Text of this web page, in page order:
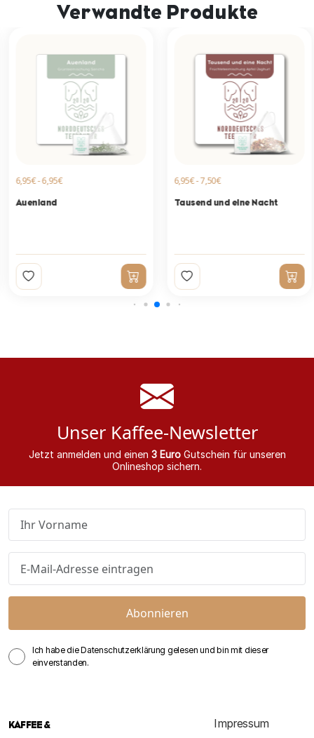
Verwandte Produkte
6,95€ - 6,95€
Auenland
6,95€ - 7,50€
Tausend und eine Nacht
Unser Kaffee-Newsletter
Jetzt anmelden und einen 3 EuroGutschein für unseren
Onlineshop sichern.
Abonnieren
Ich habe die Datenschutzerklärung gelesen und bin mit dieser
einverstanden.
KAFFEE &
Impressum